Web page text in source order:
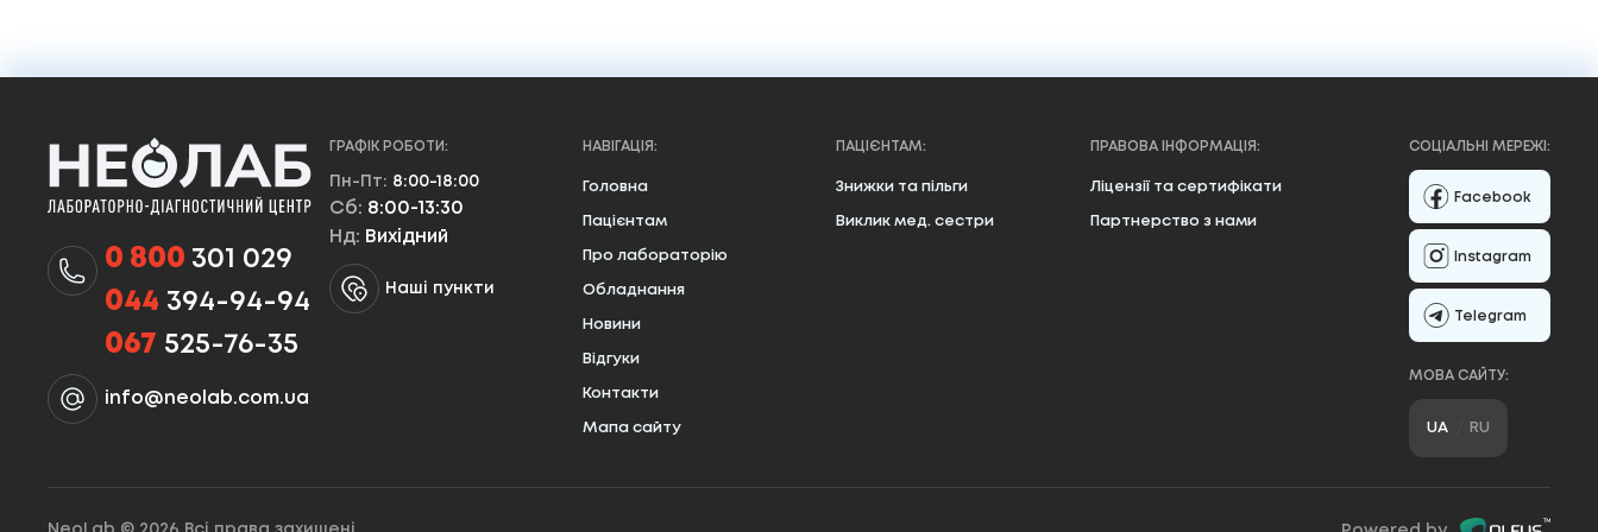
0 800 301 029
044 394-94-94
067 525-76-35
info@neolab.com.ua
ГРАФІК РОБОТИ:
Пн-Пт: 8:00-18:00
Сб: 8:00-13:30
Нд: Вихідний
Наші пункти
НАВІГАЦІЯ:
Головна
Пацієнтам
Про лабораторію
Обладнання
Новини
Відгуки
Контакти
Мапа сайту
ПАЦІЄНТАМ:
Знижки та пільги
Виклик мед. сестри
ПРАВОВА ІНФОРМАЦІЯ:
Ліцензії та сертифікати
Партнерство з нами
СОЦІАЛЬНІ МЕРЕЖІ:
Facebook
Instagram
Telegram
МОВА САЙТУ:
UA RU